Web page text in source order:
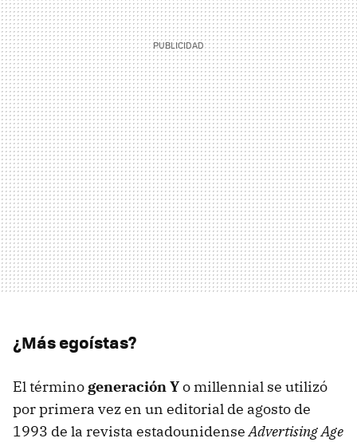
¿Más egoístas?
El término generación Yo millennial se utilizó
por primera vez en un editorial de agosto de
1993 de la revista estadounidenseAdvertising Age​